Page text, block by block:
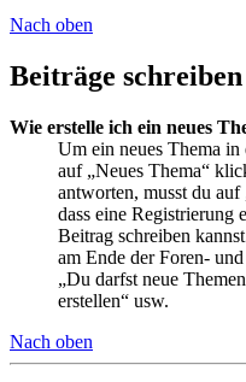
Nach oben
Beiträge schreiben
Wie erstelle ich ein neues
Um ein neues Thema
auf „Neues Thema“
antworten, musst du
dass eine Registrierung
Beitrag schreiben
am Ende der Foren-
„Du darfst neue
erstellen“ usw.
Nach oben